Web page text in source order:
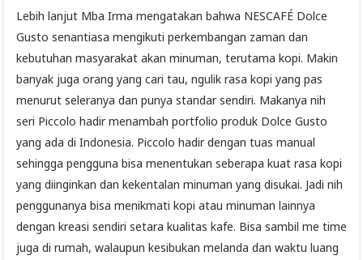
Lebih lanjut Mba Irma mengatakan bahwa NESCAFÉ Dolce
Gusto senantiasa mengikuti perkembangan zaman dan
kebutuhan masyarakat akan minuman, terutama kopi. Makin
banyak juga orang yang cari tau, ngulik rasa kopi yang pas
menurut seleranya dan punya standar sendiri. Makanya nih
seri Piccolo hadir menambah portfolio produk Dolce Gusto
yang ada di Indonesia. Piccolo hadir dengan tuas manual
sehingga pengguna bisa menentukan seberapa kuat rasa kopi
yang diinginkan dan kekentalan minuman yang disukai. Jadi nih
penggunanya bisa menikmati kopi atau minuman lainnya
dengan kreasi sendiri setara kualitas kafe. Bisa sambil me time
juga di rumah, walaupun kesibukan melanda dan waktu luang